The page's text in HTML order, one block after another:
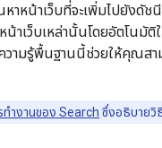
นหาหน้าเว็บที่จะเพิ่มไปยั
น้าเว็บเหล่านั้นโดยอัตโน
วามรู้พื้นฐานนี้ช่วยให้คุณส
ทํางานของ Search ซึ่งอธิบายวิ